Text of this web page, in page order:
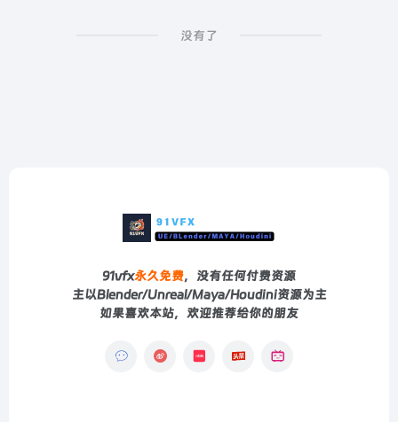
没有了
91vfx永久免费，没有任何付费资源
主以Blender/Unreal/Maya/Houdini资源为主
如果喜欢本站，欢迎推荐给你的朋友